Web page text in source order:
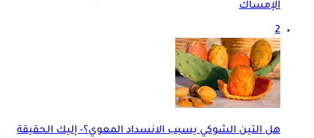
الإمساك
2
هل التين الشوكي يسبب الانسداد المعوي؟- إليك الحقيقة